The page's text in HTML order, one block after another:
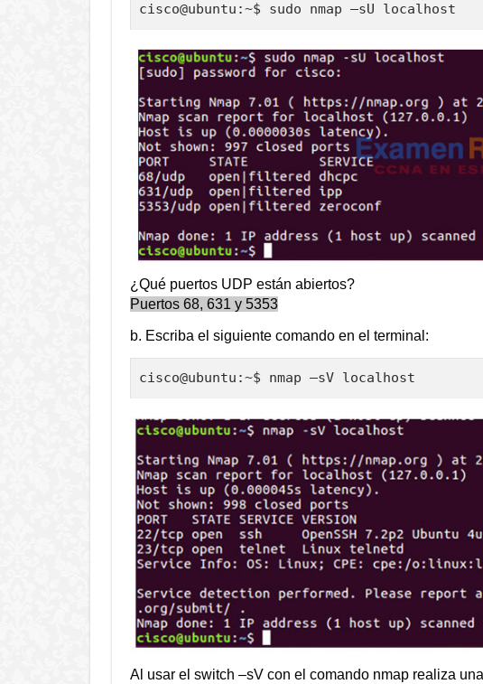
cisco@ubuntu:~$ sudo nmap –sU localhost
¿Qué puertos UDP están abiertos?
Puertos 68, 631 y 5353
b. Escriba el siguiente comando en el terminal:
cisco@ubuntu:~$ nmap –sV localhost
Al usar el switch –sV con el comando nmap realiza